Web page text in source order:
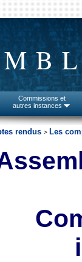
Commissions et
autres instances
rendus > Les